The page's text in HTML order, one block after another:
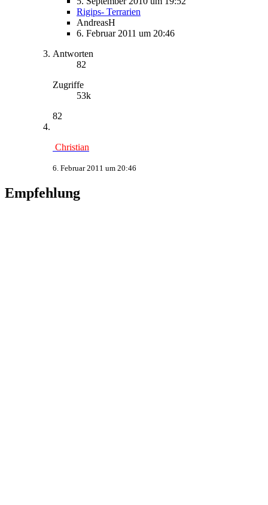
Rigips- Terrarien
AndreasH
6. Februar 2011 um 20:46
Antworten
82
Zugriffe
53k
82
Christian
6. Februar 2011 um 20:46
Empfehlung